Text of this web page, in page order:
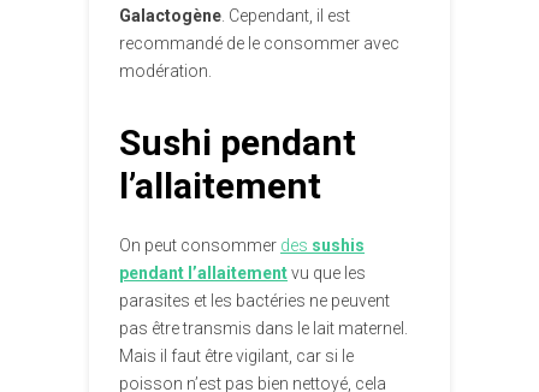
Galactogène. Cependant, il est
recommandé de le consommer avec
modération.
Sushi pendant
l’allaitement
On peut consommer des sushis
pendant l’allaitementvu que les
parasites et les bactéries ne peuvent
pas être transmis dans le lait maternel.
Mais il faut être vigilant, car si le
poisson n’est pas bien nettoyé, cela